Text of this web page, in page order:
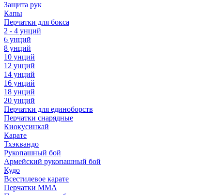
Защита рук
Капы
Перчатки для бокса
2 - 4 унций
6 унций
8 унций
10 унций
12 унций
14 унций
16 унций
18 унций
20 унций
Перчатки для единоборств
Перчатки снарядные
Киокусинкай
Карате
Тхэквандо
Рукопашный бой
Армейский рукопашный бой
Кудо
Всестилевое карате
Перчатки MMA